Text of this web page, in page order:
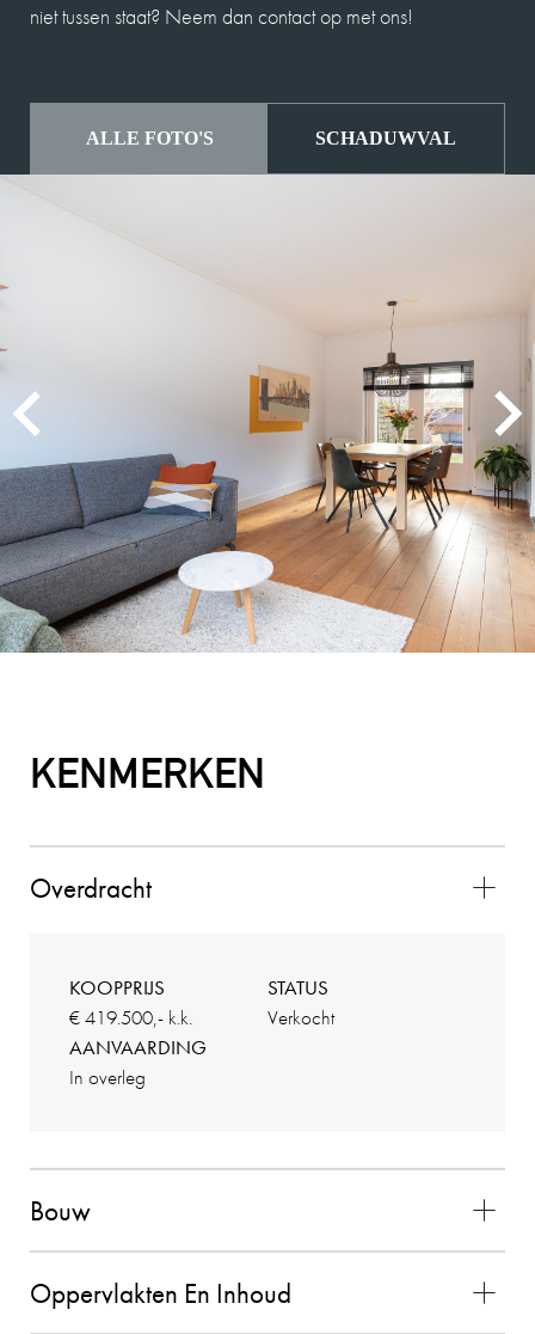
niet tussen staat? Neem dan contact op met ons!
ALLE FOTO'S SCHADUWVAL
KENMERKEN
Overdracht
KOOPPRIJS
€ 419.500,- k.k.
STATUS
Verkocht
AANVAARDING
In overleg
Bouw
Oppervlakten En Inhoud
MEVROUW A. WIJNA
Wij zouden Charles Nagelkerke zeker
aanbevelen als makelaar. Hij geeft goede
adviezen, is zeer punctueel en betrouwbaar.
2025-08-26
De contacten met Charles liepen zeer goed. Hij
vlekkeloos. Wij waren zeer tevreden over de
gehele samenwerking en zouden Charles als
makelaar zeker aanbevelen!!
10 EEN FUNDA GEBRUIKER
zeer professioneel, verzorgt goed advies en
toekomst weer als makelaar inschakelen